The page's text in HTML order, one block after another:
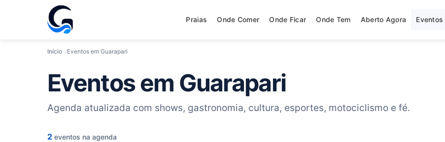
Praias Onde Comer Onde Ficar Onde Tem Aberto Agora Eventos
Início Eventos em Guarapari
Eventos em Guarapari
Agenda atualizada com shows, gastronomia, cultura, esportes, motociclismo e fé.
2 eventos na agenda